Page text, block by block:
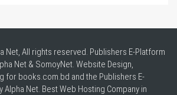
Net, All rights reserved. Publishers E-Platform
Net & SomoyNet. Website Design,
for books.com.bd and the Publishers E-
Alpha Net. BestWeb Hosting Company in